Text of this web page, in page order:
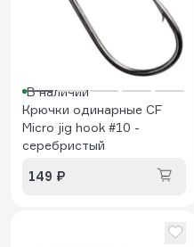
В наличии
Крючки одинарные CF
Micro jig hook #10 -
серебристый
149 ₽